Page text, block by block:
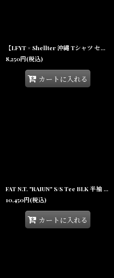
【LFYT × Shellter 沖縄 Tシャツ セレクトショップ】 フラワーロゴ刺繍 シャツ ホワイト / Lafayette Flower 2Tone Logo Tee
8,250円(税込)
カートに入れる
FAT N.T. "RAIUN" S/S Tee BLK 半袖 ヘビーオンス 元禄文化 Tシャツ F.A.T.
10,450円(税込)
カートに入れる